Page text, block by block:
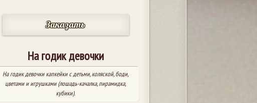
Заказать
На годик девочки
На годик девочки капкейки с детьми, коляской, боди,
цветами и игрушками (лошадь-качалка, пирамидка,
кубики).